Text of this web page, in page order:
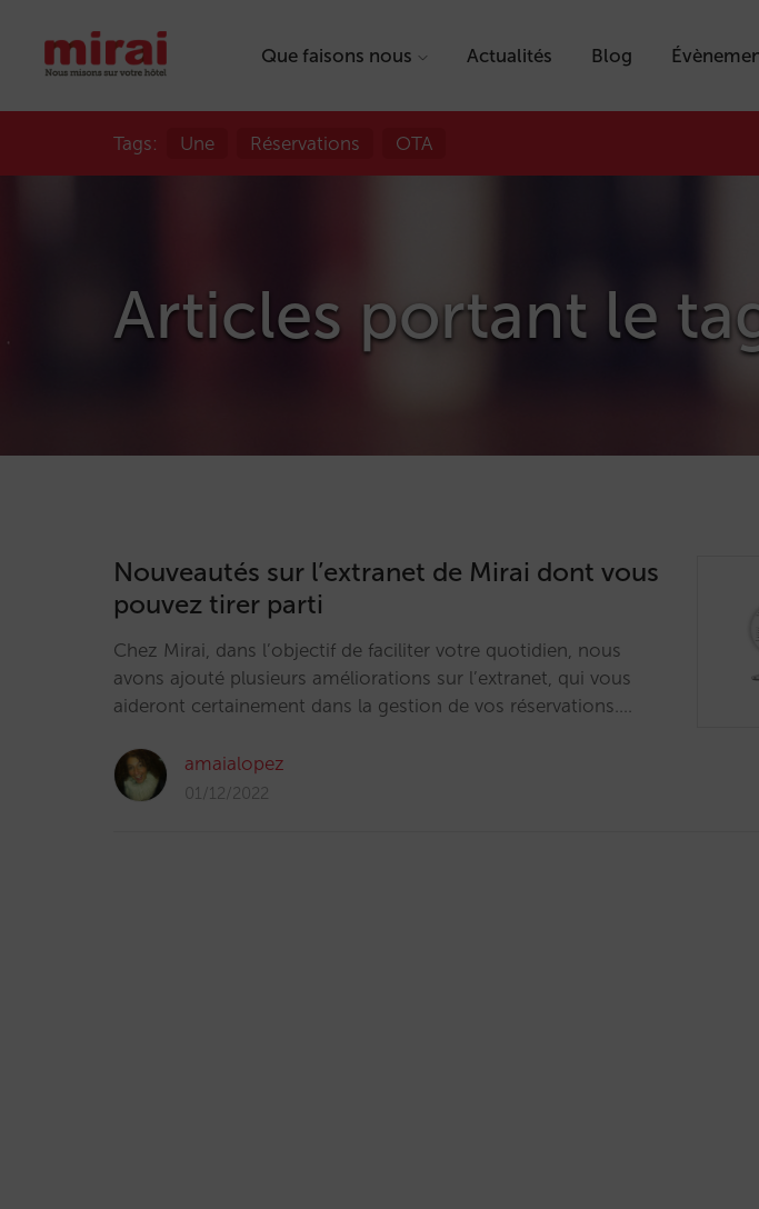
Que faisons nous Actualités Blog
Tags: Une Réservations OTA
Articles portant le
Nouveautés sur l’extranet de Mirai dont vous
pouvez tirer parti
Chez Mirai, dans l’objectif de faciliter votre quotidien, nous
avons ajouté plusieurs améliorations sur l’extranet, qui vous
aideront certainement dans la gestion de vos réservations.…
amaialopez
01/12/2022